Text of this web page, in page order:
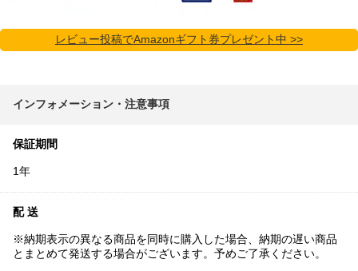
レビュー投稿でAmazonギフト券プレゼント中 >>
インフォメーション・注意事項
保証期間
1年
配 送
※納期表示の異なる商品を同時に購入した場合、納期の遅い商品
とまとめて発送する場合がございます。予めご了承ください。